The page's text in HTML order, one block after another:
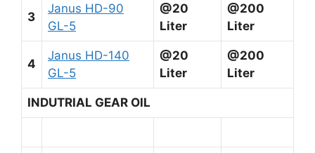
3
Janus HD-90
GL-5
@20
Liter
@200
Liter
4
Janus HD-140
GL-5
@20
Liter
@200
Liter
INDUTRIAL GEAR OIL